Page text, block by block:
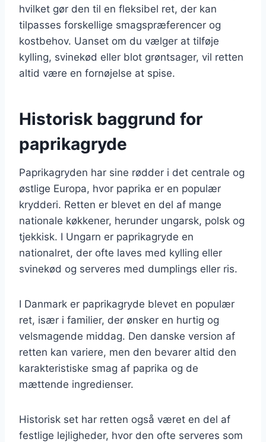
hvilket gør den til en fleksibel ret, der kan
tilpasses forskellige smagspræferencer og
kostbehov. Uanset om du vælger at tilføje
kylling, svinekød eller blot grøntsager, vil retten
altid være en fornøjelse at spise.
Historisk baggrund for
paprikagryde
Paprikagryden har sine rødder i det centrale og
østlige Europa, hvor paprika er en populær
krydderi. Retten er blevet en del af mange
nationale køkkener, herunder ungarsk, polsk og
tjekkisk. I Ungarn er paprikagryde en
nationalret, der ofte laves med kylling eller
svinekød og serveres med dumplings eller ris.
I Danmark er paprikagryde blevet en populær
ret, især i familier, der ønsker en hurtig og
velsmagende middag. Den danske version af
retten kan variere, men den bevarer altid den
karakteristiske smag af paprika og de
mættende ingredienser.
Historisk set har retten også været en del af
festlige lejligheder, hvor den ofte serveres som